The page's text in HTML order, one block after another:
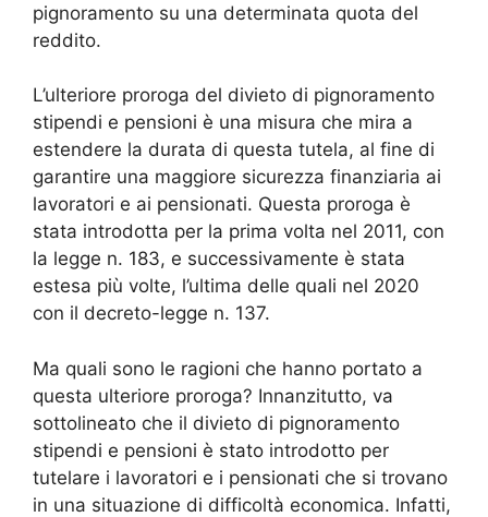
pignoramento su una determinata quota del
reddito.
L’ulteriore proroga del divieto di pignoramento
stipendi e pensioni è una misura che mira a
estendere la durata di questa tutela, al fine di
garantire una maggiore sicurezza finanziaria ai
lavoratori e ai pensionati. Questa proroga è
stata introdotta per la prima volta nel 2011, con
la legge n. 183, e successivamente è stata
estesa più volte, l’ultima delle quali nel 2020
con il decreto-legge n. 137.
Ma quali sono le ragioni che hanno portato a
questa ulteriore proroga? Innanzitutto, va
sottolineato che il divieto di pignoramento
stipendi e pensioni è stato introdotto per
tutelare i lavoratori e i pensionati che si trovano
in una situazione di difficoltà economica. Infatti,